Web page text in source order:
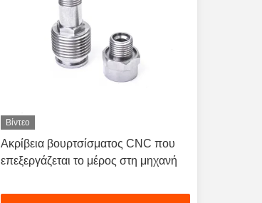
Βίντεο
Ακρίβεια βουρτσίσματος CNC που
επεξεργάζεται το μέρος στη μηχανή